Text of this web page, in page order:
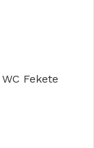
Fekete